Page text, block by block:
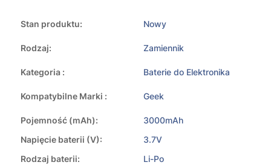
Stan produktu: Nowy
Rodzaj: Zamiennik
Kategoria : Baterie do Elektronika
Kompatybilne Marki : Geek
Pojemność (mAh):
3000mAh
Napięcie baterii (V):
3.7V
Rodzaj baterii:
Li-Po